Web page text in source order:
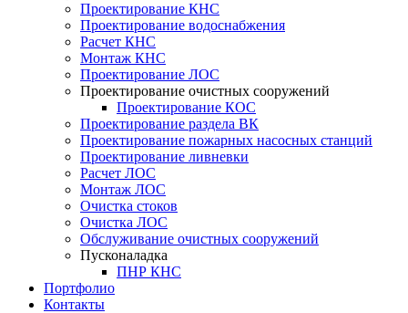
Проектирование КНС
Проектирование водоснабжения
Расчет КНС
Монтаж КНС
Проектирование ЛОС
Проектирование очистных сооружений
Проектирование КОС
Проектирование раздела ВК
Проектирование пожарных насосных станций
Проектирование ливневки
Расчет ЛОС
Монтаж ЛОС
Очистка стоков
Очистка ЛОС
Обслуживание очистных сооружений
Пусконаладка
ПНР КНС
Портфолио
Контакты